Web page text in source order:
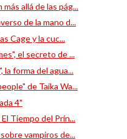
allá de las pág...
de la mano d...
Cage y la cuc...
el secreto de ...
forma del agua...
de Taika Wa...
4"
Tiempo del Prín...
vampiros de...